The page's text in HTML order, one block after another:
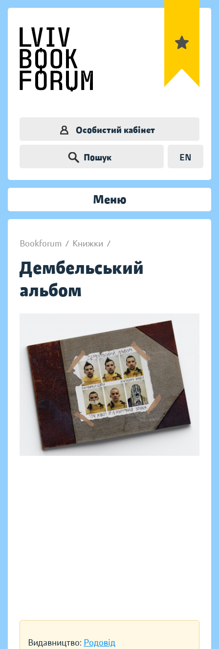
Особистий кабінет
Пошук EN
Меню
Bookforum / Книжки /
Дембельський
альбом
Видавництво: Родовід